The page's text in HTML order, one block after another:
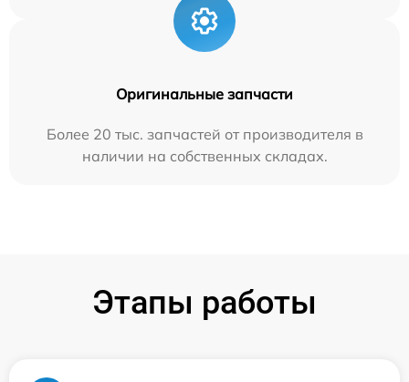
Оригинальные запчасти
Более 20 тыс. запчастей от производителя в
наличии на собственных складах.
Этапы работы